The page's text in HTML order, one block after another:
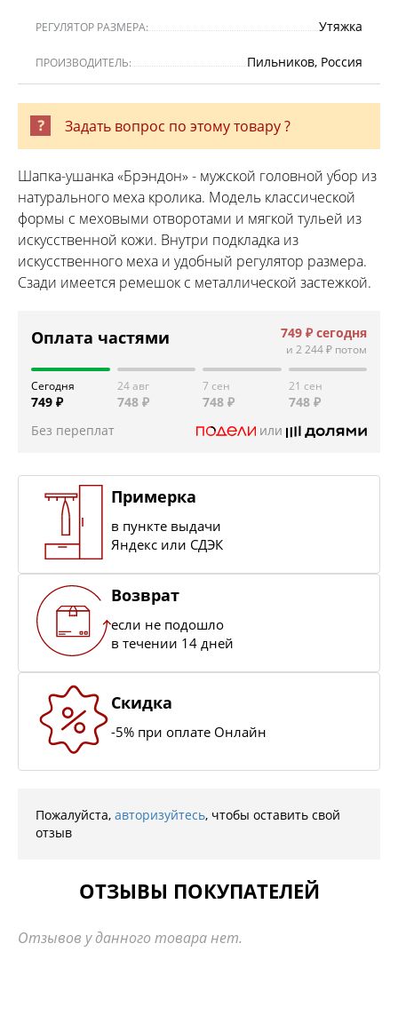
РЕГУЛЯТОР РАЗМЕРА: Утяжка
ПРОИЗВОДИТЕЛЬ: Пильников, Россия
Задать вопрос по этому товару ?
Шапка-ушанка «Брэндон» - мужской головной убор из
натурального меха кролика. Модель классической
формы с меховыми отворотами и мягкой тульей из
искусственной кожи. Внутри подкладка из
искусственного меха и удобный регулятор размера.
Сзади имеется ремешок с металлической застежкой.
Оплата частями 749 ₽ сегодня
и 2 244 ₽ потом
Сегодня
749 ₽
24 авг
748 ₽
7 сен
748 ₽
21 сен
748 ₽
Без переплат
или
Примерка
в пункте выдачи
Яндекс или СДЭК
Возврат
если не подошло
в течении 14 дней
Скидка
-5% при оплате Онлайн
Пожалуйста, авторизуйтесь, чтобы оставить свой
отзыв
ОТЗЫВЫ ПОКУПАТЕЛЕЙ
Отзывов у данного товара нет.